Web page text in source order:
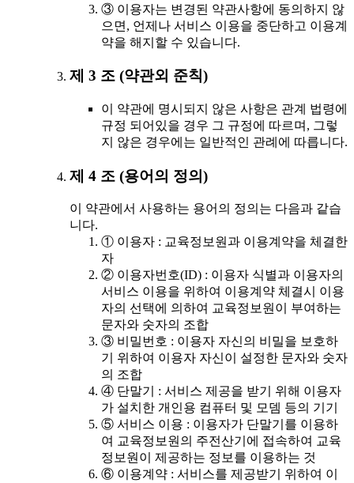
③ 이용자는 변경된 약관사항에 동의하지 않
으면, 언제나 서비스 이용을 중단하고 이용계
약을 해지할 수 있습니다.
제 3 조 (약관외 준칙)
이 약관에 명시되지 않은 사항은 관계 법령에
규정 되어있을 경우 그 규정에 따르며, 그렇
지 않은 경우에는 일반적인 관례에 따릅니다.
제 4 조 (용어의 정의)
이 약관에서 사용하는 용어의 정의는 다음과 같습
니다.
① 이용자 : 교육정보원과 이용계약을 체결한
자
② 이용자번호(ID) : 이용자 식별과 이용자의
서비스 이용을 위하여 이용계약 체결시 이용
자의 선택에 의하여 교육정보원이 부여하는
문자와 숫자의 조합
③ 비밀번호 : 이용자 자신의 비밀을 보호하
기 위하여 이용자 자신이 설정한 문자와 숫자
의 조합
④ 단말기 : 서비스 제공을 받기 위해 이용자
가 설치한 개인용 컴퓨터 및 모뎀 등의 기기
⑤ 서비스 이용 : 이용자가 단말기를 이용하
여 교육정보원의 주전산기에 접속하여 교육
정보원이 제공하는 정보를 이용하는 것
⑥ 이용계약 : 서비스를 제공받기 위하여 이